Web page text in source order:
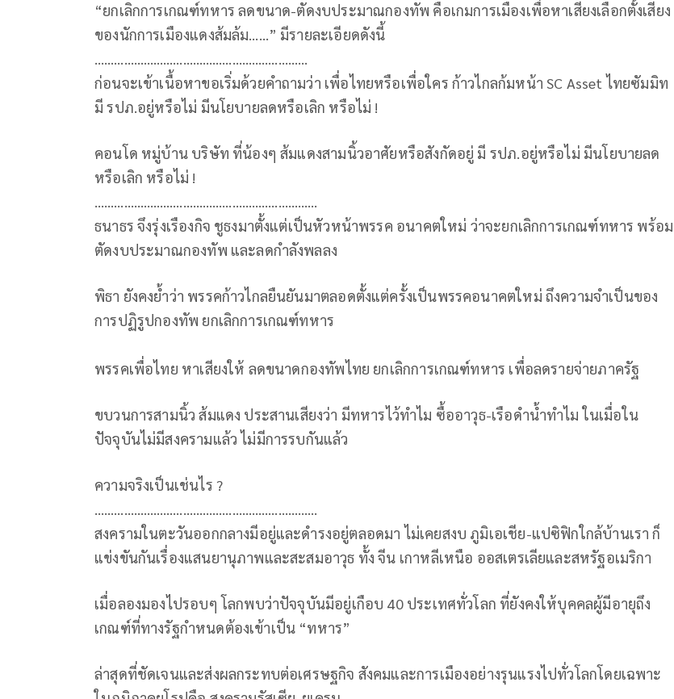
“ยกเลิกการเกณฑ์ทหาร ลดขนาด-ตัดงบประมาณกองทัพ คือเกมการเมืองเพื่อหาเสียงเลือกตั้งเสียง
ของนักการเมืองแดงส้มล้ม……” มีรายละเอียดดังนี้
………………………………………………..………
ก่อนจะเข้าเนื้อหาขอเริ่มด้วยคำถามว่า เพื่อไทยหรือเพื่อใคร ก้าวไกลก้มหน้า SC Asset ไทยซัมมิท
มี รปภ.อยู่หรือไม่ มีนโยบายลดหรือเลิก หรือไม่ !
คอนโด หมู่บ้าน บริษัท ที่น้องๆ ส้มแดงสามนิ้วอาศัยหรือสังกัดอยู่ มี รปภ.อยู่หรือไม่ มีนโยบายลด
หรือเลิก หรือไม่ !
………………………………………………..…………
ธนาธร จึงรุ่งเรืองกิจ ชูธงมาตั้งแต่เป็นหัวหน้าพรรค อนาคตใหม่ ว่าจะยกเลิกการเกณฑ์ทหาร พร้อม
ตัดงบประมาณกองทัพ และลดกำลังพลลง
พิธา ยังคงย้ำว่า พรรคก้าวไกลยืนยันมาตลอดตั้งแต่ครั้งเป็นพรรคอนาคตใหม่ ถึงความจำเป็นของ
การปฏิรูปกองทัพ ยกเลิกการเกณฑ์ทหาร
พรรคเพื่อไทย หาเสียงให้ ลดขนาดกองทัพไทย ยกเลิกการเกณฑ์ทหาร เพื่อลดรายจ่ายภาครัฐ
ขบวนการสามนิ้ว ส้มแดง ประสานเสียงว่า มีทหารไว้ทำไม ซื้ออาวุธ-เรือดำน้ำทำไม ในเมื่อใน
ปัจจุบันไม่มีสงครามแล้ว ไม่มีการรบกันแล้ว
ความจริงเป็นเช่นไร ?
………………………………………………..…………
สงครามในตะวันออกกลางมีอยู่และดำรงอยู่ตลอดมา ไม่เคยสงบ ภูมิเอเชีย-แปซิฟิกใกล้บ้านเรา ก็
แข่งขันกันเรื่องแสนยานุภาพและสะสมอาวุธ ทั้ง จีน เกาหลีเหนือ ออสเตรเลียและสหรัฐอเมริกา
เมื่อลองมองไปรอบๆ โลกพบว่าปัจจุบันมีอยู่เกือบ 40 ประเทศทั่วโลก ที่ยังคงให้บุคคลผู้มีอายุถึง
เกณฑ์ที่ทางรัฐกำหนดต้องเข้าเป็น “ทหาร”
ล่าสุดที่ชัดเจนและส่งผลกระทบต่อเศรษฐกิจ สังคมและการเมืองอย่างรุนแรงไปทั่วโลกโดยเฉพาะ